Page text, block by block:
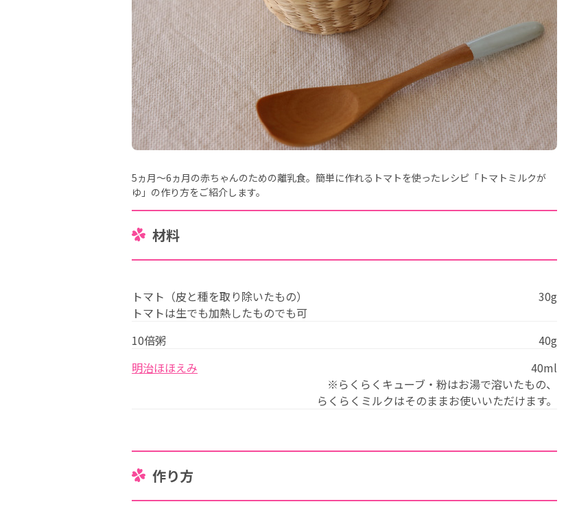
5ヵ月～6ヵ月の赤ちゃんのための離乳食。簡単に作れるトマトを使ったレシピ「トマトミルクが
ゆ」の作り方をご紹介します。
材料
トマト（皮と種を取り除いたもの）
トマトは生でも加熱したものでも可
30g
10倍粥
40g
明治ほほえみ
40ml
※らくらくキューブ・粉はお湯で溶いたもの、
らくらくミルクはそのままお使いいただけます。
作り方